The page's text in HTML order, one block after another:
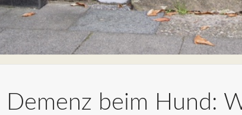
Demenz beim Hund: